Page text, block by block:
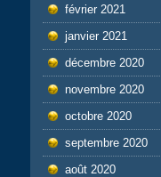
février 2021
janvier 2021
décembre 2020
novembre 2020
octobre 2020
septembre 2020
août 2020